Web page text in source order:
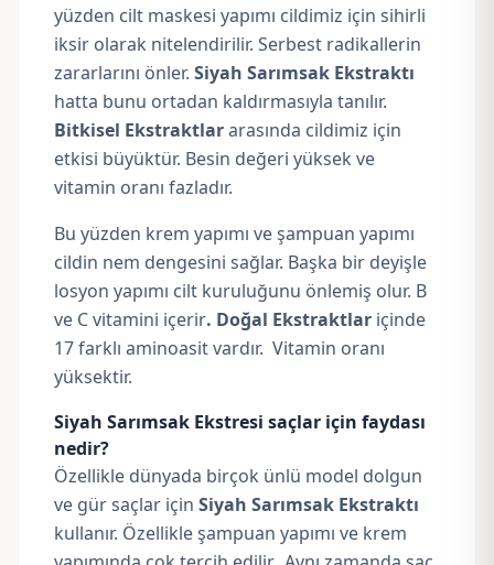
yüzden cilt maskesi yapımı cildimiz için sihirli
iksir olarak nitelendirilir. Serbest radikallerin
zararlarını önler. Siyah Sarımsak Ekstraktı
hatta bunu ortadan kaldırmasıyla tanılır.
Bitkisel Ekstraktlararasında cildimiz için
etkisi büyüktür. Besin değeri yüksek ve
vitamin oranı fazladır.
Bu yüzden krem yapımı ve şampuan yapımı
cildin nem dengesini sağlar. Başka bir deyişle
losyon yapımı cilt kuruluğunu önlemiş olur. B
ve C vitamini içerir. Doğal Ekstraktlar içinde
17 farklı aminoasit vardır. Vitamin oranı
yüksektir.
Siyah Sarımsak Ekstresi saçlar için faydası
nedir?
Özellikle dünyada birçok ünlü model dolgun
ve gür saçlar için Siyah Sarımsak Ekstraktı
kullanır. Özellikle şampuan yapımı ve krem